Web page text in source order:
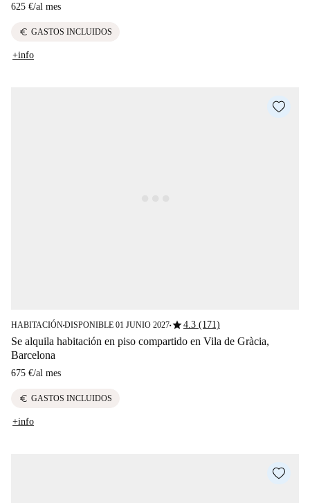
625 €/al mes
euro GASTOS INCLUIDOS
+info
HABITACIÓN■DISPONIBLE 01 JUNIO 2027■star4.3 (171)
Se alquila habitación en piso compartido en Vila de Gràcia,
Barcelona
675 €/al mes
euro GASTOS INCLUIDOS
+info